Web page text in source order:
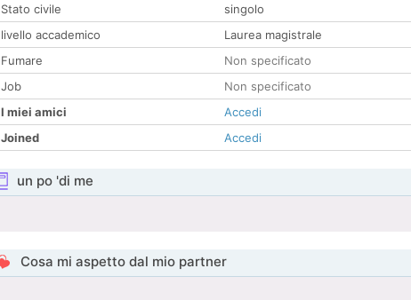
Stato civile
singolo
livello accademico
Laurea magistrale
Fumare
Non specificato
Job
Non specificato
I miei amici
Accedi
Joined
Accedi
un po 'di me
Cosa mi aspetto dal mio partner